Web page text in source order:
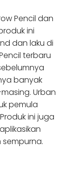
Pencil dan
ini
dan laku di
terbaru
banyak
Urban
pemula
ini juga